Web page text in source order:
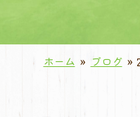
ホーム » ブログ »